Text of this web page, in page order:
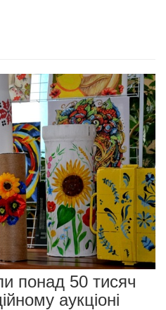
понад 50 тисяч
аукціоні